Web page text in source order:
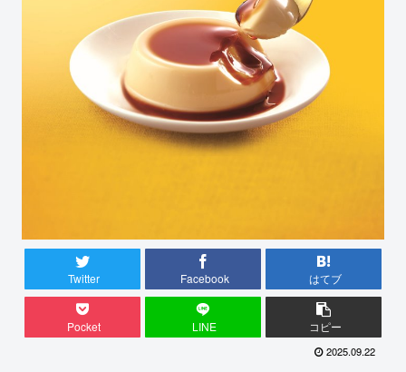
Twitter Facebook はてブ
Pocket LINE コピー
2025.09.22